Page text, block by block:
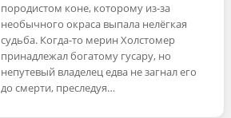
породистом коне, которому из-за
необычного окраса выпала нелёгкая
судьба. Когда-то мерин Холстомер
принадлежал богатому гусару, но
непутевый владелец едва не загнал его
до смерти, преследуя…